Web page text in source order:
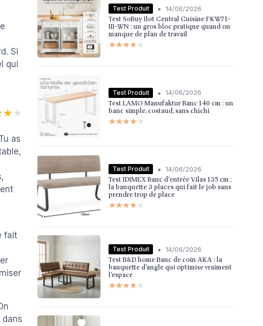
Si
qui
as
fait
dans
Test Produit • 14/06/2026
Test SoBuy Ilot Central Cuisine FKW71-
III-WN : un gros bloc pratique quand on
manque de plan de travail
★★★★★
★★★★★
Test Produit • 14/06/2026
Test LAMO Manufaktur Banc 140 cm : un
banc simple, costaud, sans chichi
★★★★★
★★★★★
Test Produit • 14/06/2026
Test IDIMEX Banc d'entrée Vilas 135 cm :
la banquette 3 places qui fait le job sans
prendre trop de place
★★★★★
★★★★★
Test Produit • 14/06/2026
Test B&D home Banc de coin AKA : la
banquette d’angle qui optimise vraiment
l’espace
★★★★★
★★★★★